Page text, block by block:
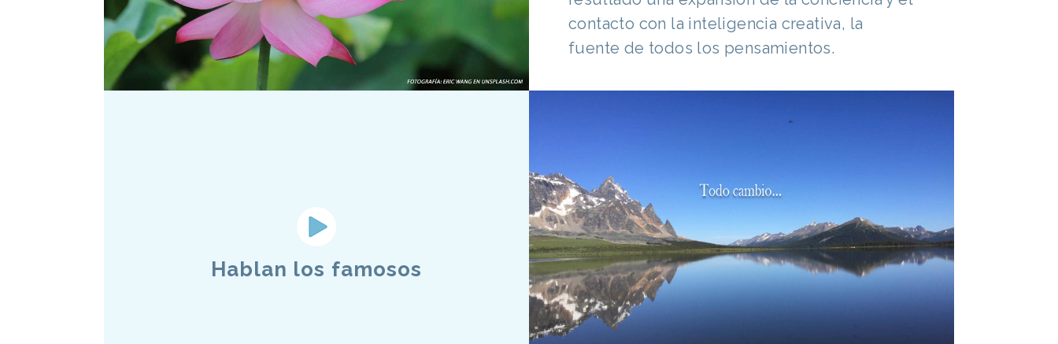
contacto con la inteligencia creativa, la
fuente de todos los pensamientos.
Hablan los famosos